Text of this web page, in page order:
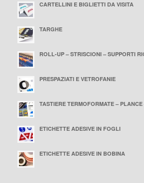
CARTELLINI E BIGLIETTI DA VISITA
TARGHE
ROLL-UP – STRISCIONI – SUPPORTI
PRESPAZIATI E VETROFANIE
TASTIERE TERMOFORMATE –
ETICHETTE ADESIVE IN FOGLI
ETICHETTE ADESIVE IN BOBINA